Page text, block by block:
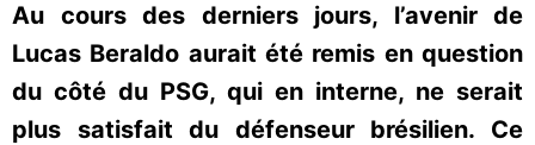
Au cours des derniers jours, l’avenir de
Lucas Beraldo aurait été remis en question
du côté du PSG, qui en interne, ne serait
plus satisfait du défenseur brésilien. Ce